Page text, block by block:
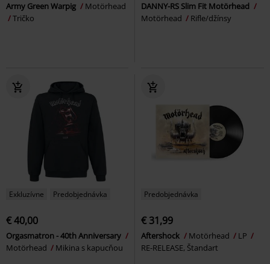
Army Green Warpig
Motörhead
Tričko
DANNY-RS Slim Fit Motörhead
Motörhead
Rifle/džínsy
Exkluzívne Predobjednávka
€ 40,00
Orgasmatron - 40th Anniversary
Motörhead
Mikina s kapucňou
Predobjednávka
€ 31,99
Aftershock Motörhead
LP
RE-RELEASE, Štandart